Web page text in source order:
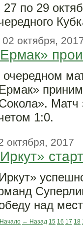
27 по 29
02 октября,
очередном
Матч
1:0.
октября, 2017
над
← Назад 15 16 17 18